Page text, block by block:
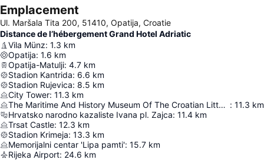
Emplacement
Ul. Maršala Tita 200, 51410, Opatija, Croatie
Distance de l’hébergement Grand Hotel Adriatic
Vila Münz: 1.3 km
Opatija: 1.6 km
Opatija-Matulji: 4.7 km
Stadion Kantrida: 6.6 km
Stadion Rujevica: 8.5 km
City Tower: 11.3 km
The Maritime And History Museum Of The Croatian Littoral : 11.3 km
Hrvatsko narodno kazaliste Ivana pl. Zajca: 11.4 km
Trsat Castle: 12.3 km
Stadion Krimeja: 13.3 km
Memorijalni centar 'Lipa pamti': 15.7 km
Rijeka Airport: 24.6 km